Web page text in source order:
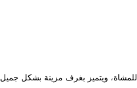
يقع بريمير في وسط مدينة باريلوتشيه على بعد صفي مباني فقط من بحيرة ناهويل هوابي، كما يبعد مسافة 50 متر من شارع Mitre للمشاة، ويتميز بغرف مزينة بشكل جميل